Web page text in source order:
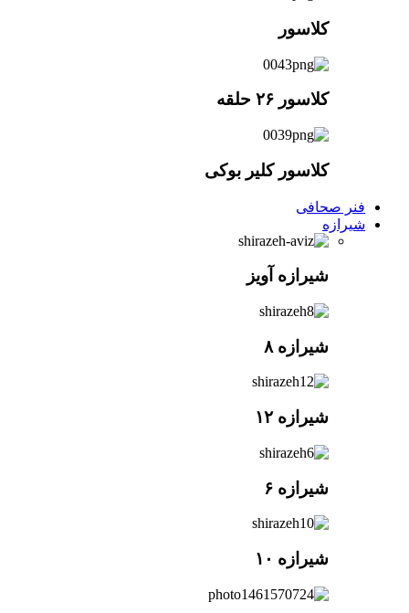
کلاسور
کلاسور ۲۶ حلقه
کلاسور کلیر بوکی
فنر صحافی
شیرازه
شیرازه آویز
شیرازه ۸
شیرازه ۱۲
شیرازه ۶
شیرازه ۱۰